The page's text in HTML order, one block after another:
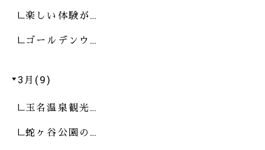
楽しい体験が…
ゴールデンウ…
3月(9)
玉名温泉観光…
蛇ヶ谷公園の…